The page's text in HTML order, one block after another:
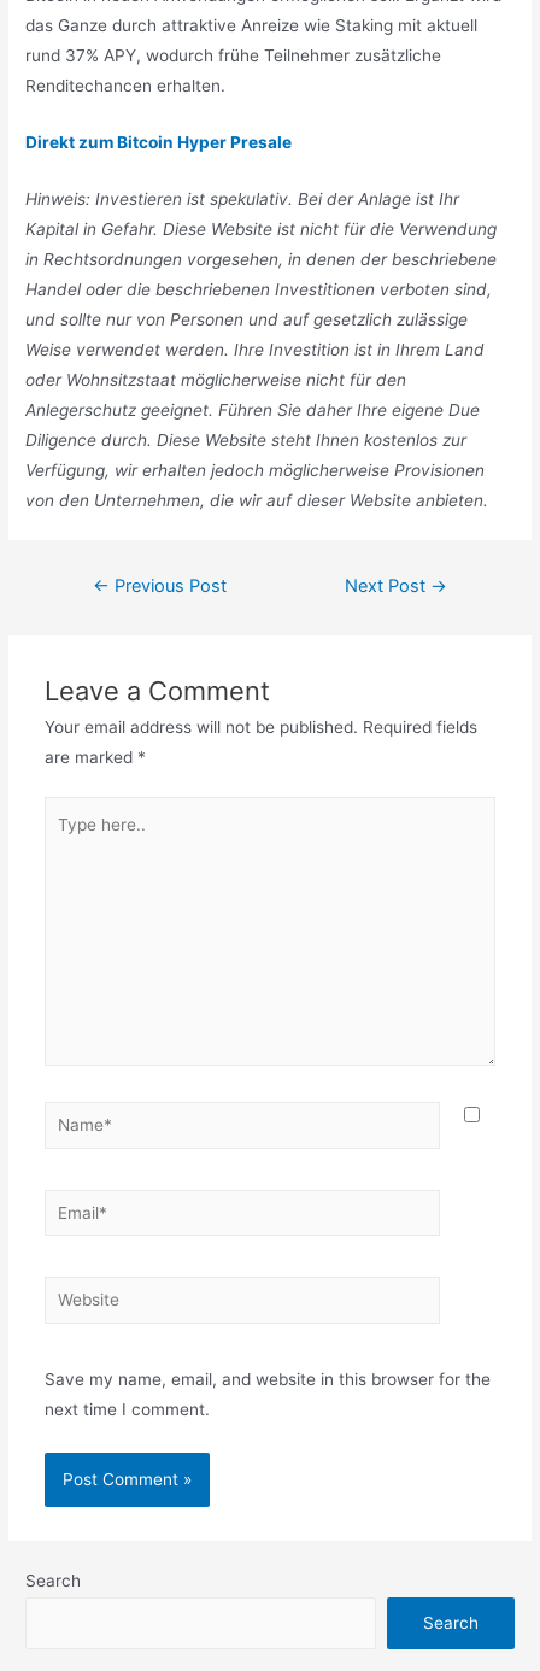
das Ganze durch attraktive Anreize wie Staking mit aktuell
rund 37% APY, wodurch frühe Teilnehmer zusätzliche
Renditechancen erhalten.
Direkt zum Bitcoin Hyper Presale
Hinweis: Investieren ist spekulativ. Bei der Anlage ist Ihr
Kapital in Gefahr. Diese Website ist nicht für die Verwendung
in Rechtsordnungen vorgesehen, in denen der beschriebene
Handel oder die beschriebenen Investitionen verboten sind,
und sollte nur von Personen und auf gesetzlich zulässige
Weise verwendet werden. Ihre Investition ist in Ihrem Land
oder Wohnsitzstaat möglicherweise nicht für den
Anlegerschutz geeignet. Führen Sie daher Ihre eigene Due
Diligence durch. Diese Website steht Ihnen kostenlos zur
Verfügung, wir erhalten jedoch möglicherweise Provisionen
von den Unternehmen, die wir auf dieser Website anbieten.
Post← Previous Post Next Post →
Leave a Comment
Your email address will not be published. Required fields
are marked *
here..
Name*
Email*
Website
Save my name, email, and website in this browser for the
next time I comment.
Search
Search